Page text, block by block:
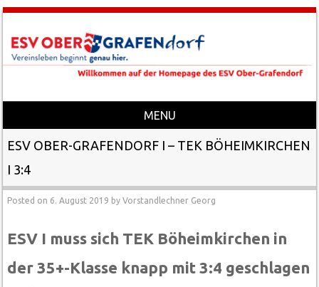
MENU
Skip to content
ESV OBER-GRAFENDORF I – TEK BÖHEIMKIRCHEN
I 3:4
Posted on 6. August 2019 byVorstandlechner Georg
ESV I muss sich TEK Böheimkirchen in
der 35+-Klasse knapp mit 3:4 geschlagen